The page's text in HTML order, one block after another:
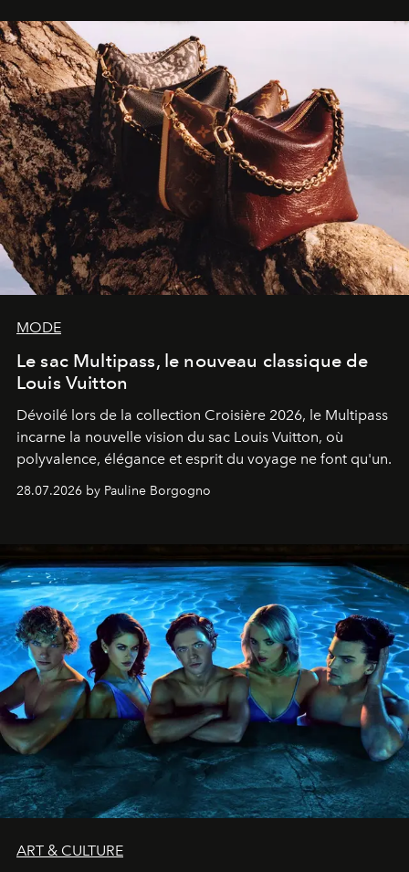
sculpture.
MODE
Le sac Multipass, le nouveau classique de
Louis Vuitton
Dévoilé lors de la collection Croisière 2026, le Multipass
incarne la nouvelle vision du sac Louis Vuitton, où
polyvalence, élégance et esprit du voyage ne font qu'un.
28.07.2026 by Pauline Borgogno
ART & CULTURE